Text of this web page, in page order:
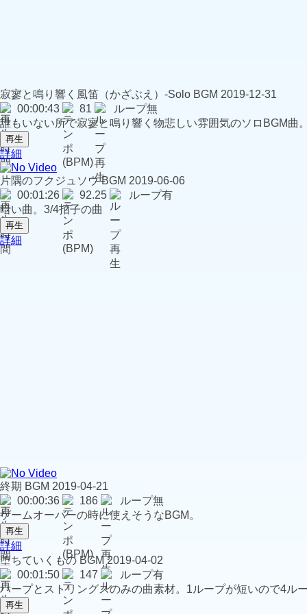
寂寥と鳴り響く風笛（かざぶえ）-Solo BGM 2019-12-31
00:00:43
81
ループ無
誰もいない所で寂寥と鳴り響く物悲しい雰囲気のソロBGM曲
再生
詳細
片隅のフクジュソウ BGM 2019-06-06
00:01:26
92.25
ループ有
暗い曲。3/4拍子の曲
再生
詳細
終期 BGM 2019-04-21
00:00:36
186
ループ無
ゲームオーバーの時に使えそうなBGM。
再生
詳細
堕ちていくもの BGM 2019-04-02
00:01:50
147
ループ有
ハープとストリングスのみの曲素材。1ループが短いので4ルー
再生